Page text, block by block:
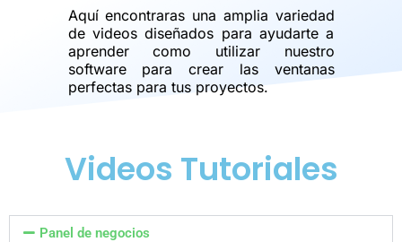
Aquí encontraras una amplia variedad
de videos diseñados para ayudarte a
aprender como utilizar nuestro
software para crear las ventanas
perfectas para tus proyectos.
Videos Tutoriales
Panel de negocios